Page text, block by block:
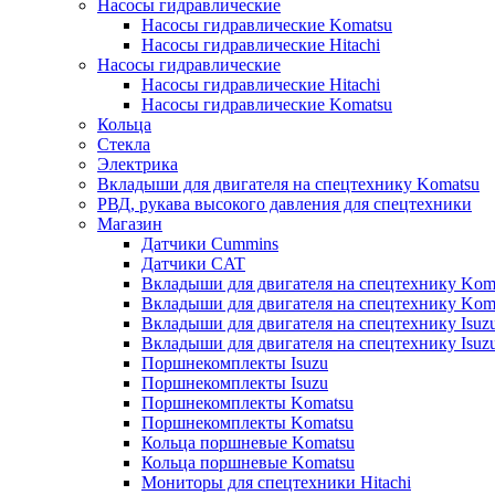
Насосы гидравлические
Насосы гидравлические Komatsu
Насосы гидравлические Hitachi
Насосы гидравлические
Насосы гидравлические Hitachi
Насосы гидравлические Komatsu
Кольца
Стекла
Электрика
Вкладыши для двигателя на спецтехнику Komatsu
РВД, рукава высокого давления для спецтехники
Магазин
Датчики Cummins
Датчики CAT
Вкладыши для двигателя на спецтехнику
Вкладыши для двигателя на спецтехнику
Вкладыши для двигателя на спецтехнику
Вкладыши для двигателя на спецтехнику
Поршнекомплекты Isuzu
Поршнекомплекты Isuzu
Поршнекомплекты Komatsu
Поршнекомплекты Komatsu
Кольца поршневые Komatsu
Кольца поршневые Komatsu
Мониторы для спецтехники Hitachi